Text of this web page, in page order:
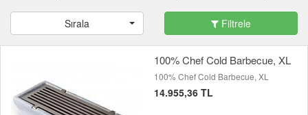
Sırala Filtrele
100% Chef Cold Barbecue, XL
100% Chef Cold Barbecue, XL
14.955,36 TL